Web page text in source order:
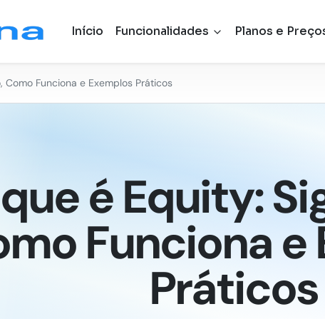
Início Funcionalidades Planos e
Funciona e Exemplos Práticos
é Equity:
Funciona e
Práticos